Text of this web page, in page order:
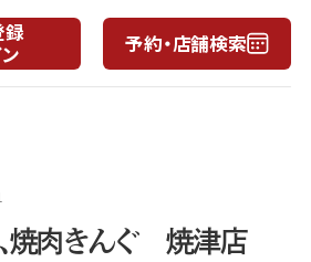
録
予約・店舗検索
焼肉きんぐ 焼津店